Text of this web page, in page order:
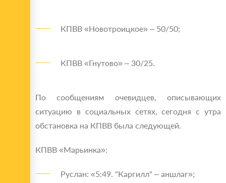
КПВВ «Новотроицкое» – 50/50;
КПВВ «Гнутово» – 30/25.
По сообщениям очевидцев, описывающих
ситуацию в социальных сетях, сегодня с утра
обстановка на КПВВ была следующей.
КПВВ «Марьинка»:
Руслан: «5:49. "Каргилл" – аншлаг»;